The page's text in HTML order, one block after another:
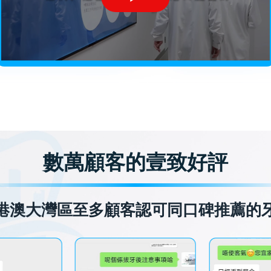
數萬顧客的壹致好評
澳大灣區至多顧客認可同口碑推薦的